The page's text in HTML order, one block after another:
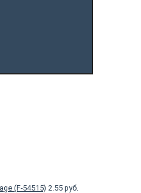
(F-54515) 2.55 руб.